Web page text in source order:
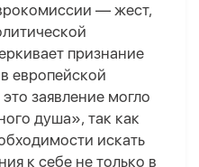
— жест,
признание
европейской
заявление могло
душа», так как
искать
к себе не только в